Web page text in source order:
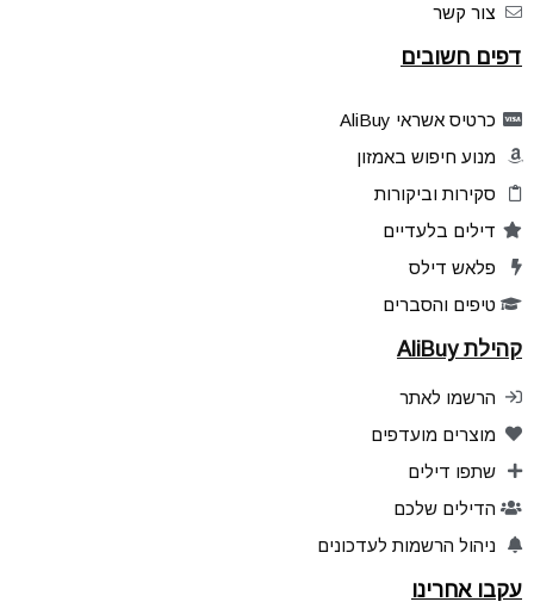
צור קשר
דפים חשובים
כרטיס אשראי AliBuy
מנוע חיפוש באמזון
סקירות וביקורות
דילים בלעדיים
פלאש דילס
טיפים והסברים
קהילת AliBuy
הרשמו לאתר
מוצרים מועדפים
שתפו דילים
הדילים שלכם
ניהול הרשמות לעדכונים
עקבו אחרינו